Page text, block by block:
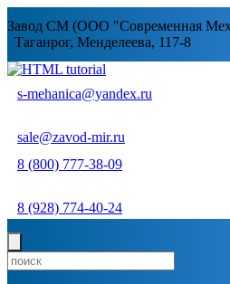
Завод СМ (ООО "Современная
Таганрог, Менделеева, 117-8
s-mehanica@yandex.ru
sale@zavod-mir.ru
8 (800) 777-38-09
8 (928) 774-40-24